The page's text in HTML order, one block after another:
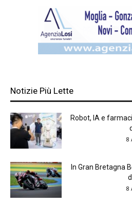
Notizie Più Lette
Robot, IA e
8
In Gran Bretagna
8